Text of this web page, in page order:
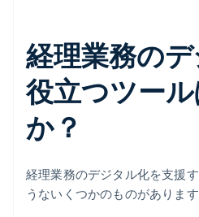
経理業務の
役立つツー
か？
経理業務のデジタル化を支援
うないくつかのものがあります